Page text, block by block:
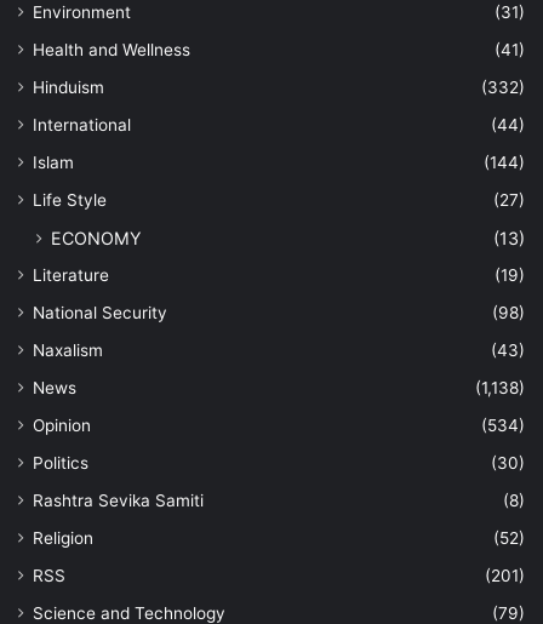
Environment
(31)
Health and Wellness
(41)
Hinduism
(332)
International
(44)
Islam
(144)
Life Style
(27)
ECONOMY (13)
Literature
(19)
National Security
(98)
Naxalism
(43)
News
(1,138)
Opinion
(534)
Politics
(30)
Rashtra Sevika Samiti
(8)
Religion
(52)
RSS
(201)
Science and Technology
(79)